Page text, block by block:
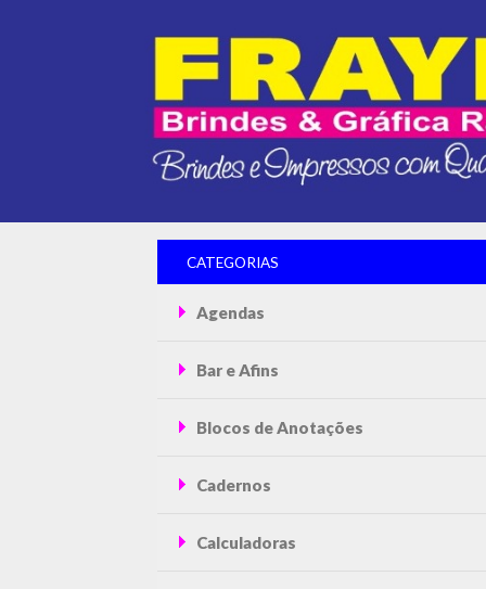
CATEGORIAS
Agendas
Bar e Afins
Blocos de Anotações
Cadernos
Calculadoras